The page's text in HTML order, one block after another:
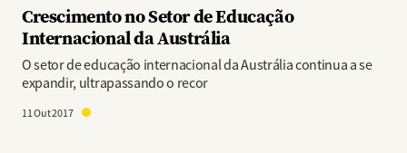
Crescimento no Setor de Educação
Internacional da Austrália
O setor de educação internacional da Austrália continua a se
expandir, ultrapassando o recor
11 Out 2017